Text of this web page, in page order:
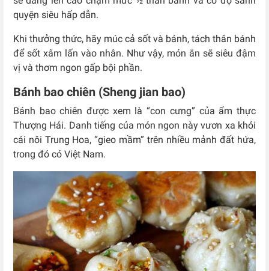
quyện siêu hấp dẫn.
Khi thưởng thức, hãy múc cả sốt và bánh, tách thân bánh
để sốt xâm lấn vào nhân. Như vậy, món ăn sẽ siêu đậm
vị và thơm ngon gấp bội phần.
Bánh bao chiên (Sheng jian bao)
Bánh bao chiên được xem là “con cưng” của ẩm thực
Thượng Hải. Danh tiếng của món ngon này vươn xa khỏi
cái nôi Trung Hoa, “gieo mầm” trên nhiều mảnh đất hứa,
trong đó có Việt Nam.